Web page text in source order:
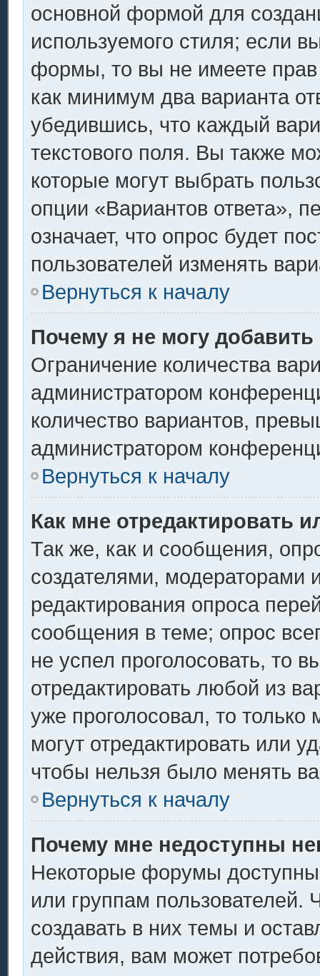
основной формой для
используемого стиля; если
формы, то вы не имеете прав
как минимум два варианта
убедившись, что каждый
текстового поля. Вы также
которые могут выбрать
опции «Вариантов ответа»,
означает, что опрос будет
пользователей изменять
Вернуться к началу
Почему я не могу
Ограничение количества
администратором
количество вариантов,
администратором
Вернуться к началу
Как мне отредактировать
Так же, как и сообщения,
создателями, модераторами
редактирования опроса
сообщения в теме; опрос
не успел проголосовать, то
отредактировать любой из
уже проголосовал, то
могут отредактировать или
чтобы нельзя было менять
Вернуться к началу
Почему мне недоступны
Некоторые форумы
или группам
создавать в них темы и
действия, вам может